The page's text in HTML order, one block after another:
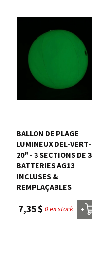
BALLON DE PLAGE
LUMINEUX DEL-VERT-
20" - 3 SECTIONS DE 3
BATTERIES AG13
INCLUSES &
REMPLAÇABLES
7,35 $ 0 en stock +